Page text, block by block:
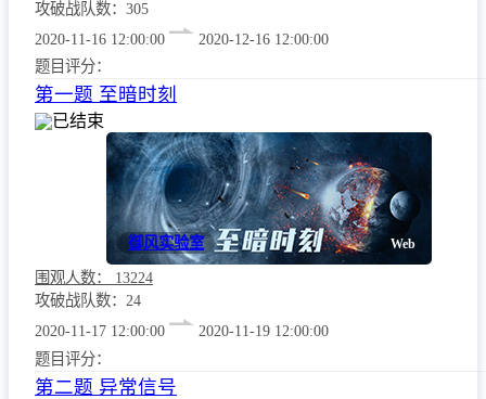
果。
2.2 计算方法
更多
攻破战队数：305
2020-11-16 12:00:00
2020-12-16 12:00:00
题目评分：
第一题 至暗时刻
已结束
Web
御风实验室
围观人数：
13224
攻破战队数：24
2020-11-17 12:00:00
2020-11-19 12:00:00
题目评分：
第二题 异常信号